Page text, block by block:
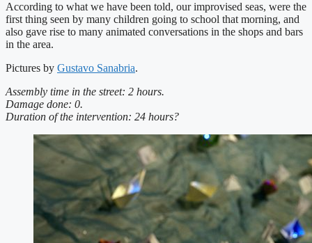
According to what we have been told, our improvised seas, were the
first thing seen by many children going to school that morning, and
also gave rise to many animated conversations in the shops and bars
in the area.
Pictures by Gustavo Sanabria.
Assembly time in the street: 2 hours.
Damage done: 0.
Duration of the intervention: 24 hours?